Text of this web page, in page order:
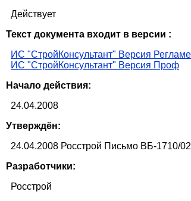
Действует
Текст документа входит в версии :
ИС "СтройКонсультант" Версия
ИС "СтройКонсультант" Версия Проф
Начало действия:
24.04.2008
Утверждён:
24.04.2008 Росстрой Письмо ВБ-1710/02
Разработчики:
Росстрой